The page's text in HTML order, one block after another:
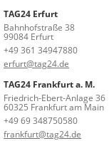
TAG24 Erfurt
Bahnhofstraße 38
99084 Erfurt
+49 361 34947880
erfurt@tag24.de
TAG24 Frankfurt a. M.
Friedrich-Ebert-Anlage 36
60325 Frankfurt am Main
+49 69 348750580
frankfurt@tag24.de